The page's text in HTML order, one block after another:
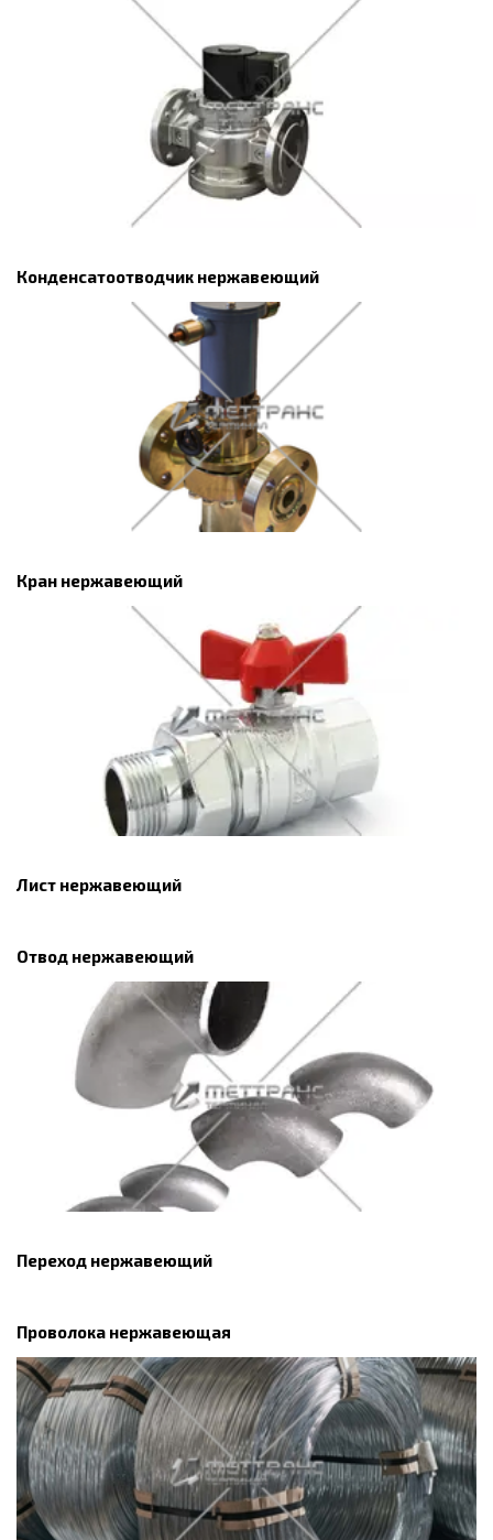
Конденсатоотводчик нержавеющий
Кран нержавеющий
Лист нержавеющий
Отвод нержавеющий
Переход нержавеющий
Проволока нержавеющая